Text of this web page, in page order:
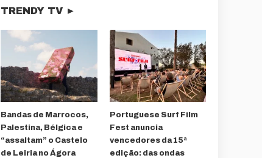
TRENDY TV ►
Bandas de Marrocos,
Palestina, Bélgica e
“assaltam” o Castelo
de Leiria no Ágora
Portuguese Surf Film
Fest anuncia
vencedores da 15ª
edição: das ondas